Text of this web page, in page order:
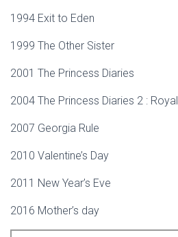
1994 Exit to Eden
1999 The Other Sister
2001 The Princess Diaries
2004 The Princess Diaries 2 :
2007 Georgia Rule
2010 Valentine’s Day
2011 New Year’s Eve
2016 Mother’s day